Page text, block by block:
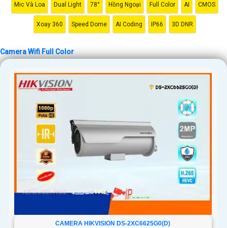
Mic Và Loa Dual Light 78° Hồng Ngoại Full Color AI CMOS
Xoay 360 Speed Dome AI Coding IP66 3D DNR
Camera Wifi Full Color
CAMERA HIKVISION DS-2XC6625G0(D)